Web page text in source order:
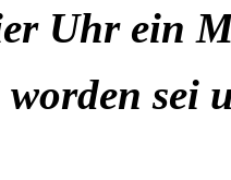
Uhr ein
worden sei